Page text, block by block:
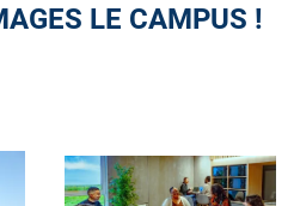
LE CAMPUS !
Image